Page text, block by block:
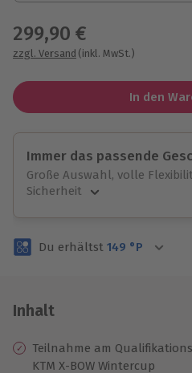
299,90 €
zzgl. Versand (inkl. MwSt.)
In den
Immer das passende
Große Auswahl, volle
Sicherheit
Volle Flexibilität
3 Jahre gültig &
Du erhältst 149 °P
Inhalt
Teilnahme am
KTM X-BOW Wintercup